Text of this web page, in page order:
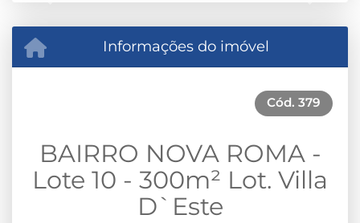
Informações do imóvel
Cód. 379
BAIRRO NOVA ROMA -
Lote 10 - 300m² Lot. Villa
D`Este